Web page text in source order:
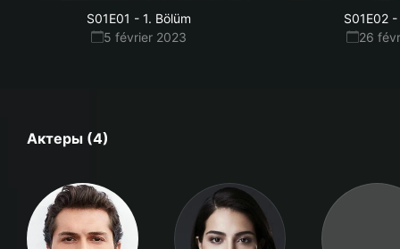
S01E01 - 1. Bölüm
5 février 2023
S01E02 -
26
Актеры (4)